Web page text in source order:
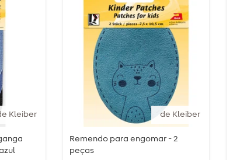
Kleiber de Kleiber
Remendo para engomar - 2
peças